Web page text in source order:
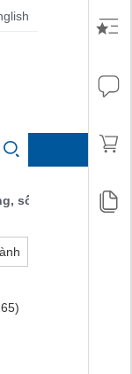
lượng đơn đặt